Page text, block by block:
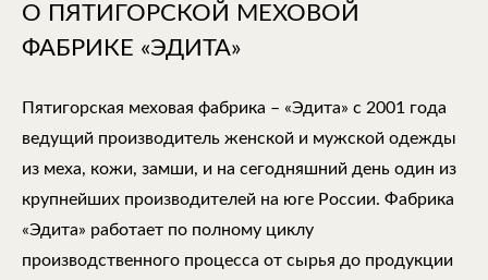
О ПЯТИГОРСКОЙ МЕХОВОЙ
ФАБРИКЕ «ЭДИТА»
Пятигорская меховая фабрика – «Эдита» с 2001 года
ведущий производитель женской и мужской одежды
из меха, кожи, замши, и на сегодняшний день один из
крупнейших производителей на юге России. Фабрика
«Эдита» работает по полному циклу
производственного процесса от сырья до продукции